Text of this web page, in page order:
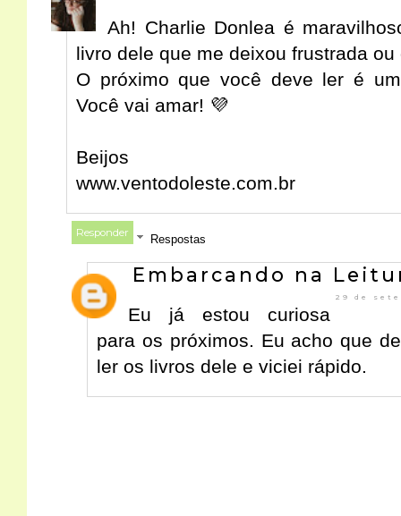
Ah! Charlie Donlea é
livro dele que me deixou frustrada
O próximo que você deve ler é
Você vai amar! 💜
Beijos
www.ventodoleste.com.br
Responder
Respostas
Embarcando na
29 de
Eu já estou curiosa
para os próximos. Eu acho que
ler os livros dele e viciei rápido.